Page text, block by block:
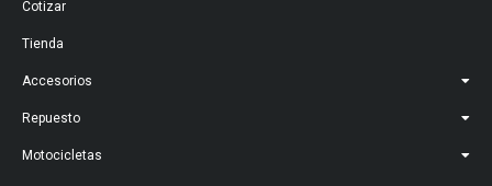
Cotizar
Tienda
Accesorios
Repuesto
Motocicletas